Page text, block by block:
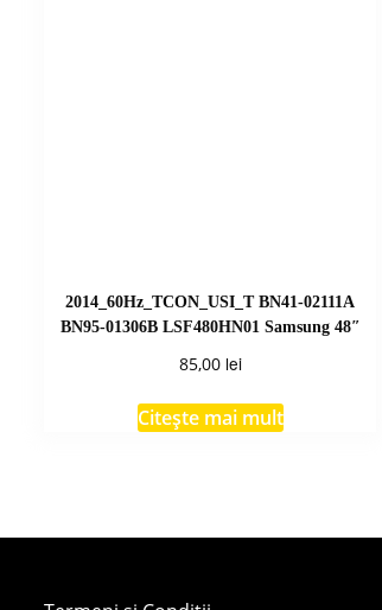
2014_60Hz_TCON_USI_T BN41-02111A
BN95-01306B LSF480HN01 Samsung 48″
85,00 lei
Citește mai mult